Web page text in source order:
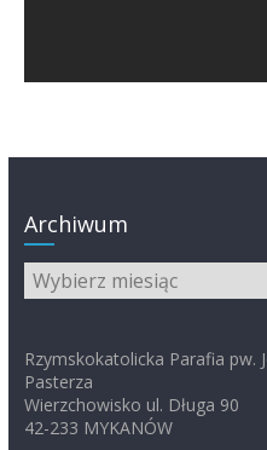
Archiwum
Archiwum
Rzymskokatolicka Parafia pw.
Pasterza
Wierzchowisko ul. Długa 90
42-233 MYKANÓW